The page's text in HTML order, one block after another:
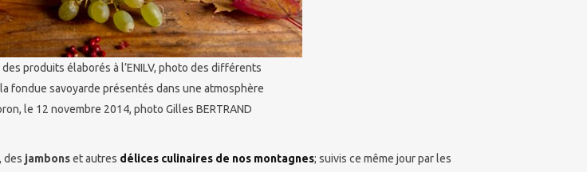
produits élaborés à l’ENILV, photo des différents
fondue savoyarde présentés dans une atmosphère
le 12 novembre 2014, photo Gilles BERTRAND
, des jambonset autres délices culinaires de nos montagnes; suivis ce même jour par les